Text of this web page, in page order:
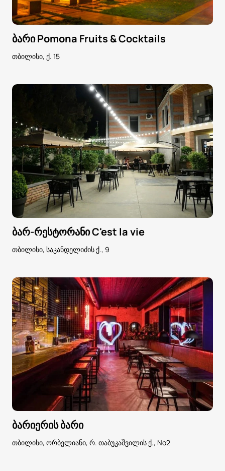
ბარი Pomona Fruits & Cocktails
თბილისი, ქ. 15
ბარ-რესტორანი C'est la vie
თბილისი, საკანდელიძის ქ., 9
ბარიერის ბარი
თბილისი, ორბელიანი, რ. თაბუკაშვილის ქ., No2